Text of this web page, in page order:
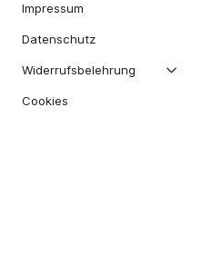
Impressum
Datenschutz
Widerrufsbelehrung
Cookies